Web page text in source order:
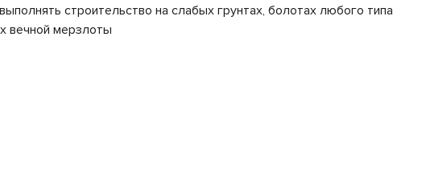
строительство на слабых грунтах, болотах любого типа
вечной мерзлоты